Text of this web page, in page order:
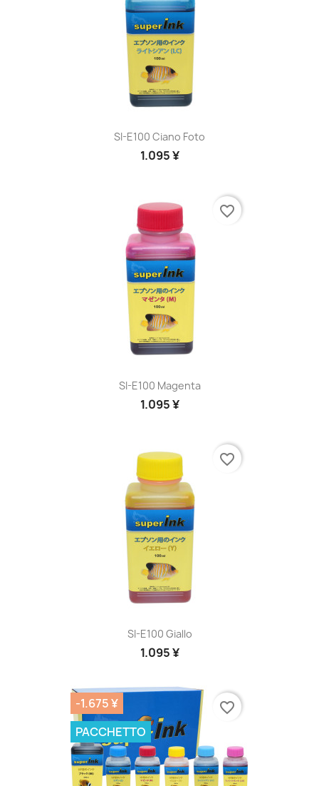
SI-E100 Ciano Foto
1.095 ¥
SI-E100 Magenta
1.095 ¥
favorite_border
SI-E100 Giallo
1.095 ¥
favorite_border
-1.675 ¥
PACCHETTO
favorite_border